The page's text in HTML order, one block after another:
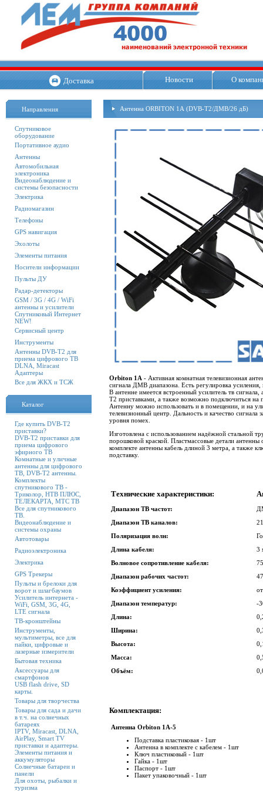
Доставка Новости О
Направления
Спутниковое
оборудование
Портативное аудио
Антенны
Автомобильная
электроника
Видеонаблюдение и
системы безопасности
Электрика
Радиомагазин
Телефоны
GPS навигация
Эхолоты
Элементы питания
Носители информации
Пульты ДУ
Радар-детекторы
GSM / 3G / 4G / WiFi
антенны и усилители
Спутниковый Интернет
NEW!
Сервисный центр
Инструменты
Антенны DVB-T2 для
приема цифрового ТВ
DLNA, Miracast
Адаптеры
Все для ЖКХ и ТСЖ
Каталог
Где купить DVB-T2
приставки?
DVB-T2 приставки для
приема цифрового
эфирного ТВ
Комнатные и уличные
антенны для цифрового
ТВ, DVB-T2 антенны.
Комплекты
спутникового ТВ -
Триколор, НТВ ПЛЮС,
ТЕЛЕКАРТА, МТС ТВ
Все для спутникового
ТВ.
Видеонаблюдение и
системы охраны
Автотовары
Радиоэлектроника
Электрика
GPS Трекеры
Пульты и брелоки для
ворот и шлагбаумов
Усилитель интернета -
WiFi, GSM, 3G, 4G,
LTE сигнала
ТВ-кронштейны
Инструменты,
мультиметры, все для
пайки, цифровые и
лазерные измерители
Бытовая техника
Аксессуары для
смартфонов
USB flash drive, SD
карты.
Товары для творчества
Товары для сада и дачи
в т.ч. на солнечных
батареях
IPTV, Miracast, DLNA,
AirPlay, Smart TV
приставки и адаптеры.
Элементы питания и
аккумуляторы
Солнечные батареи и
панели
Для охоты, рыбалки и
туризма
Антенна ORBITON 1А (DVB-T2/ДМВ/26 дБ)
Orbiton 1А - Активная комнатная телевизионная
сигнала ДМВ диапазона. Есть регулировка усиления,
В антенне имеется встроенный усилитель тв
T2 приставками, а также возможно подключиться на
Антенну можно использовать и в помещении, и на
телевизионный центр. Дальность и качество
уровня помех.
Изготовлена с использованием надёжной стальной
порошковой краской. Пластмассовые детали антенны
комплекте антенны кабель длиной 3 метра, а также
подставку.
Технические характеристики:
Диапазон ТВ частот:
Диапазон ТВ каналов:
Поляризация волн:
Длина кабеля:
Волновое сопротивление кабеля:
Диапазон рабочих частот:
Коэффициент усиления:
Диапазон температур:
Длина:
Ширина:
Высота:
Масса:
Объём:
3
-
Комплектация:
Антенна Orbiton 1А-5
Подставка пластиковая - 1шт
Антенна в комплекте с кабелем - 1шт
Ключ пластиковый - 1шт
Гайка - 1шт
Паспорт - 1шт
Пакет упаковочный - 1шт